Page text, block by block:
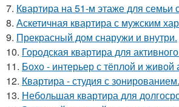
7. Квартира на 51-м этаже для семьи
8. Аскетичная квартира с мужским
9. Прекрасный дом снаружи и внутри.
10. Городская квартира для
11. Бохо - интерьер с тёплой и
12. Квартира - студия с зонированием.
13. Небольшая квартира для